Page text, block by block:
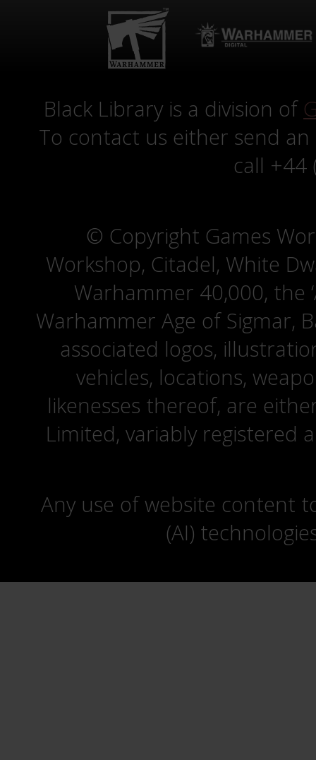
Black Library is a division of
To contact us either send
call +44
© Copyright Games
Workshop, Citadel, White
Warhammer 40,000, the
Warhammer Age of Sigmar,
associated logos,
vehicles, locations,
likenesses thereof, are
Limited, variably registered
Any use of website content
(AI)